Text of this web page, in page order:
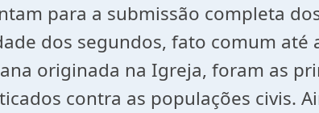
para a submissão completa
dos segundos, fato comum até
originada na Igreja, foram as
contra as populações civis.